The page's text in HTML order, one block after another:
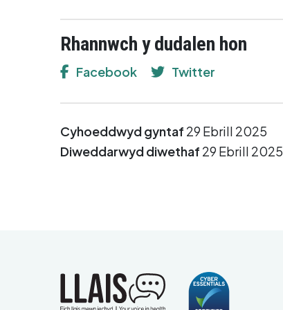
Rhannwch y dudalen hon
Facebook Twitter
Cyhoeddwyd gyntaf 29 Ebrill 2025
Diweddarwyd diwethaf 29 Ebrill 2025